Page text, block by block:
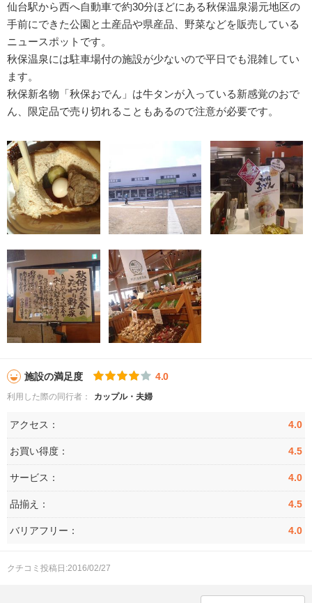
仙台駅から西へ自動車で約30分ほどにある秋保温泉湯元地区の
手前にできた公園と土産品や県産品、野菜などを販売している
ニュースポットです。
秋保温泉には駐車場付の施設が少ないので平日でも混雑してい
ます。
秋保新名物「秋保おでん」は牛タンが入っている新感覚のおで
ん、限定品で売り切れることもあるので注意が必要です。
施設の満足度 4.0
利用した際の同行者： カップル・夫婦
アクセス： 4.0
お買い得度： 4.5
サービス： 4.0
品揃え： 4.5
バリアフリー： 4.0
クチコミ投稿日:2016/02/27